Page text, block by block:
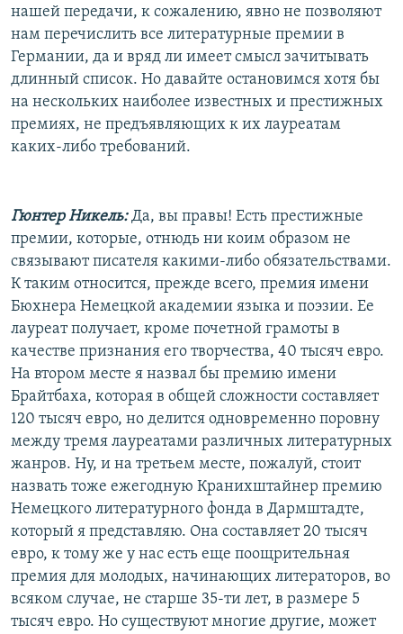
нашей передачи, к сожалению, явно не позволяют
нам перечислить все литературные премии в
Германии, да и вряд ли имеет смысл зачитывать
длинный список. Но давайте остановимся хотя бы
на нескольких наиболее известных и престижных
премиях, не предъявляющих к их лауреатам
каких-либо требований.
Гюнтер Никель:Да, вы правы! Есть престижные
премии, которые, отнюдь ни коим образом не
связывают писателя какими-либо обязательствами.
К таким относится, прежде всего, премия имени
Бюхнера Немецкой академии языка и поэзии. Ее
лауреат получает, кроме почетной грамоты в
качестве признания его творчества, 40 тысяч евро.
На втором месте я назвал бы премию имени
Брайтбаха, которая в общей сложности составляет
120 тысяч евро, но делится одновременно поровну
между тремя лауреатами различных литературных
жанров. Ну, и на третьем месте, пожалуй, стоит
назвать тоже ежегодную Кранихштайнер премию
Немецкого литературного фонда в Дармштадте,
который я представляю. Она составляет 20 тысяч
евро, к тому же у нас есть еще поощрительная
премия для молодых, начинающих литераторов, во
всяком случае, не старше 35-ти лет, в размере 5
тысяч евро. Но существуют многие другие, может